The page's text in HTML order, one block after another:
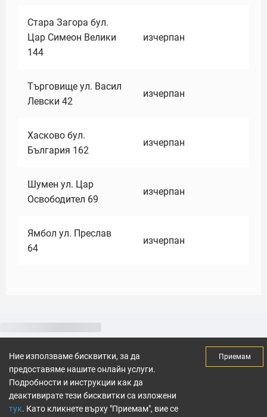
Стара Загора бул.
Цар Симеон Велики
144
изчерпан
Търговище ул. Васил
Левски 42
изчерпан
Хасково бул.
България 162
изчерпан
Шумен ул. Цар
Освободител 69
изчерпан
Ямбол ул. Преслав
64
изчерпан
Ние използваме бисквитки, за да
предоставяме нашите онлайн услуги.
Подробности и инструкции как да
деактивирате тези бисквитки са изложени
тук. Като кликнете върху "Приемам", вие се
Приемам